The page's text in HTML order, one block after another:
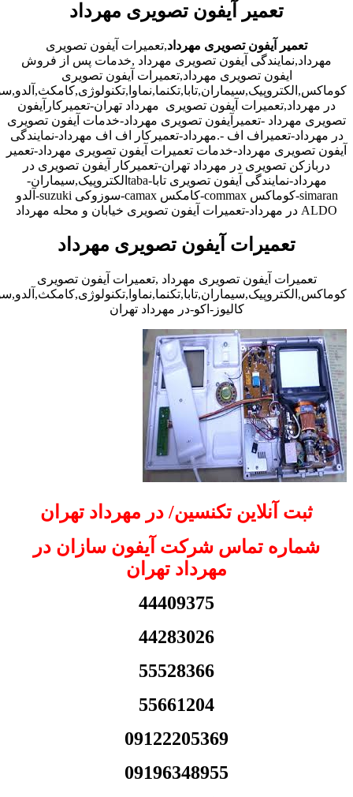
تعمیر آیفون تصویری مهرداد
تعمیر آیفون تصویری مهرداد,تعمیرات آیفون تصویری
مهرداد,نمایندگی آیفون تصویری مهرداد ,خدمات پس از فروش
ایفون تصویری مهرداد,تعمیرات آیفون تصویری
در مهرداد,تعمیرات آیفون تصویری مهرداد تهران-تعمیرکارآیفون
تصویری مهرداد -تعمیرآیفون تصویری مهرداد-خدمات آیفون تصویری
در مهرداد-تعمیراف اف -.مهرداد-تعمیرکار اف اف مهرداد-نمایندگی
آیفون تصویری مهرداد-خدمات تعمیرات آیفون تصویری مهرداد-تعمیر
دربازکن تصویری در مهرداد تهران-تعمیرکار آیفون تصویری در
مهرداد-نمایندگی آیفون تصویری تابا-tabaالکتروپیک,سیماران-
simaran-کوماکس commax-کامکس camax-سوزوکی suzuki-آلدو
ALDO در مهرداد-تعمیرات آیفون تصویری خیابان و محله مهرداد
تعمیرات آیفون تصویری مهرداد
تعمیرات آیفون تصویری مهرداد ,تعمیرات آیفون تصویری
کالیوز-اکو-در مهرداد تهران
ثبت آنلاین تکنسین/ در مهرداد تهران
شماره تماس شرکت آیفون سازان در
مهرداد تهران
44409375
44283026
55528366
55661204
09122205369
09196348955